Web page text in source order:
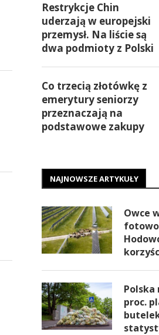
Restrykcje Chin
uderzają w europejski
przemysł. Na liście są
dwa podmioty z Polski
Co trzecią złotówkę z
emerytury seniorzy
przeznaczają na
podstawowe zakupy
NAJNOWSZE ARTYKUŁY
Owce
Polska
proc.